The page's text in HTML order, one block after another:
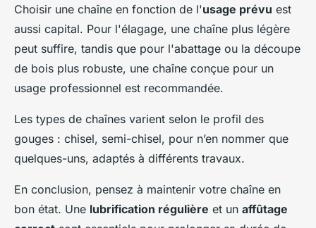
Choisir une chaîne en fonction de l'usage prévu est
aussi capital. Pour l'élagage, une chaîne plus légère
peut suffire, tandis que pour l'abattage ou la découpe
de bois plus robuste, une chaîne conçue pour un
usage professionnel est recommandée.
Les types de chaînes varient selon le profil des
gouges : chisel, semi-chisel, pour n’en nommer que
quelques-uns, adaptés à différents travaux.
En conclusion, pensez à maintenir votre chaîne en
bon état. Une lubrification régulière et un affûtage